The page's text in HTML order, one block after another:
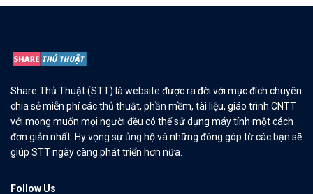
Share Thủ Thuật (STT) là website được ra đời với mục đích chuyên
chia sẻ miễn phí các thủ thuật, phần mềm, tài liệu, giáo trình CNTT
với mong muốn mọi người đều có thể sử dụng máy tính một cách
đơn giản nhất. Hy vọng sự ủng hộ và những đóng góp từ các bạn sẽ
giúp STT ngày càng phát triển hơn nữa.
Follow Us